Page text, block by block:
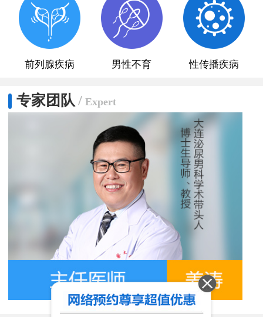
前列腺疾病 男性不育 性传播疾病
专家团队 / Expert